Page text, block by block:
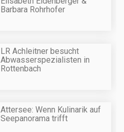
Barbara Rohrhofer
LR Achleitner besucht
Abwasserspezialisten in
Rottenbach
Attersee: Wenn Kulinarik auf
Seepanorama trifft